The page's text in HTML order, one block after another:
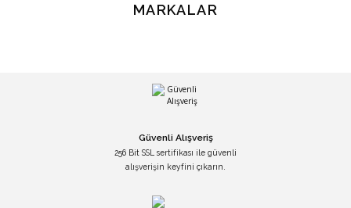
MARKALAR
Güvenli Alışveriş
256 Bit SSL sertifikası ile güvenli
alışverişin keyfini çıkarın.